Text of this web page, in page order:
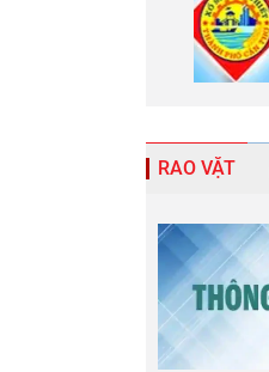
RAO VẶT